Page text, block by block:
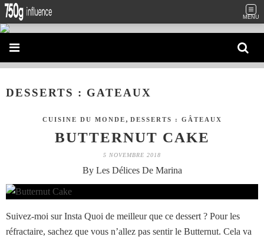
MENU
DESSERTS : GATEAUX
CUISINE DU MONDE , DESSERTS : GÂTEAUX
BUTTERNUT CAKE
5 NOVEMBRE 2018
By Les Délices De Marina
Suivez-moi sur Insta Quoi de meilleur que ce dessert ? Pour les
réfractaire, sachez que vous n’allez pas sentir le Butternut. Cela va